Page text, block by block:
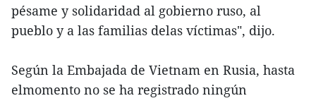
pésame y solidaridad al gobierno ruso, al
pueblo y a las familias delas víctimas", dijo.
Según la Embajada de Vietnam en Rusia, hasta
elmomento no se ha registrado ningún